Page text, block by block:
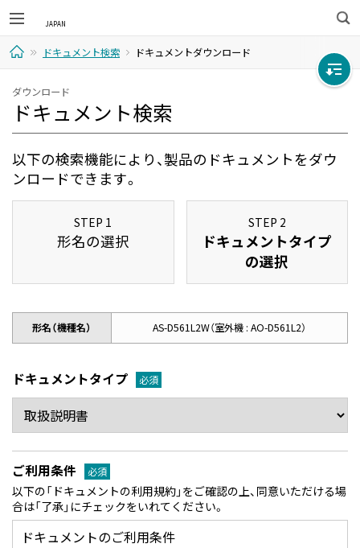
検
索
ホ
ー
ドキュメント検索 ドキュメントダウンロード
ダウンロード
ドキュメント検索
以下の検索機能により、製品のドキュメントをダウ
ンロードできます。
STEP 1
形名の選択
STEP 2
ドキュメントタイプ
の選択
形名（機種名） AS-D561L2W（室外機 : AO-D561L2）
ドキュメントタイプ 必須
ご利用条件 必須
以下の「ドキュメントの利用規約」をご確認の上、同意いただける場
合は「了承」にチェックをいれてください。